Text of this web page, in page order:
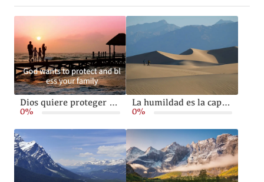
Dios quiere proteger y bendecir a tu familia
0%
La humildad es la capacidad de vivir sin orgullo ni arrogancia.
0%